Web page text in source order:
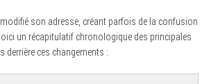
son adresse, créant parfois de la confusion
un récapitulatif chronologique des principales
derrière ces changements :